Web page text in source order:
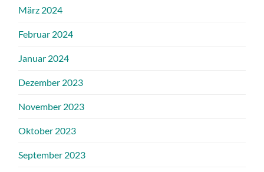
März 2024
Februar 2024
Januar 2024
Dezember 2023
November 2023
Oktober 2023
September 2023